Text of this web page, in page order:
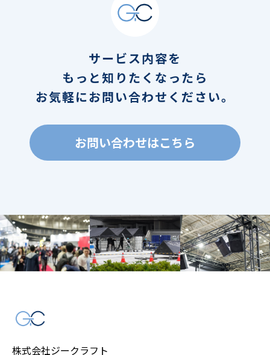
サービス内容を
もっと知りたくなったら
お気軽にお問い合わせください。
お問い合わせはこちら
株式会社ジークラフト